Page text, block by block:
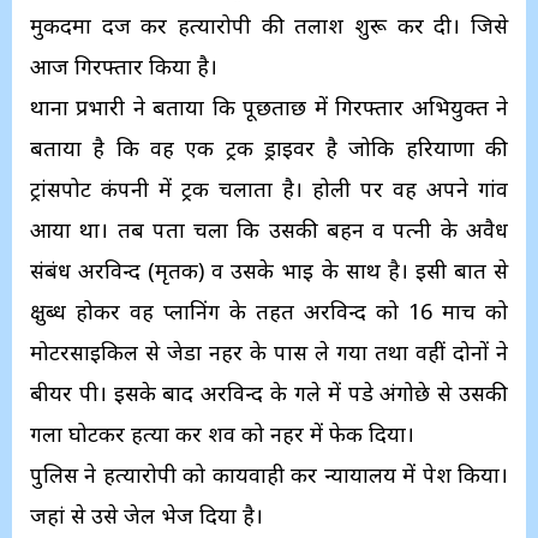
मुकदमा दर्ज कर हत्यारोपी की तलाश शुरू कर दी। जिसे
आज गिरफ्तार किया है।
थाना प्रभारी ने बताया कि पूछताछ में गिरफ्तार अभियुक्त ने
बताया है कि वह एक ट्रक ड्राइवर है जोकि हरियाणा की
ट्रांसपोर्ट कंपनी में ट्रक चलाता है। होली पर वह अपने गांव
आया था। तब पता चला कि उसकी बहन व पत्नी के अवैध
संबंध अरविन्द (मृतक) व उसके भाई के साथ है। इसी बात से
क्षुब्ध होकर वह प्लानिंग के तहत अरविन्द को 16 मार्च को
मोटरसाइकिल से जेडा नहर के पास ले गया तथा वहीं दोनों ने
बीयर पी। इसके बाद अरविन्द के गले में पडे अंगोछे से उसकी
गला घोटकर हत्या कर शव को नहर में फेक दिया।
पुलिस ने हत्यारोपी को कार्यवाही कर न्यायालय में पेश किया।
जहां से उसे जेल भेज दिया है।